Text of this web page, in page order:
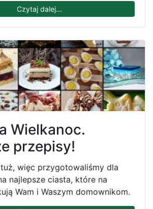
Czytaj dalej...
Wielkanoc.
przepisy!
więc przygotowaliśmy dla
najlepsze ciasta, które na
Wam i Waszym domownikom.